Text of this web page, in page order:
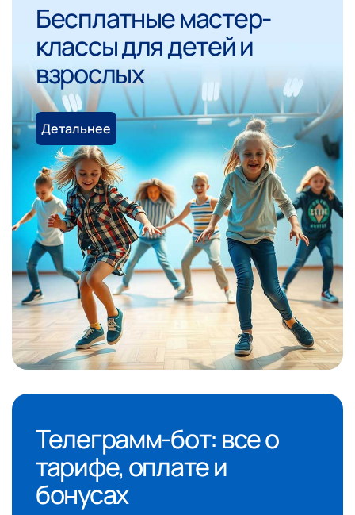
Бесплатные мастер-
классы для детей и
взрослых
Детальнее
Телеграмм-бот: все о
тарифе, оплате и
бонусах